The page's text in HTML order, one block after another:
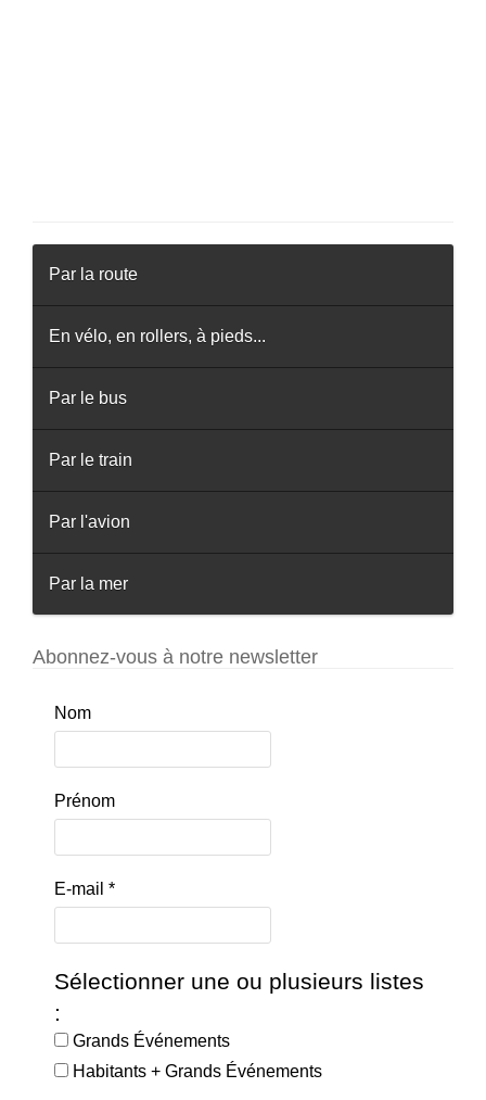
Par la route
En vélo, en rollers, à pieds...
Par le bus
Par le train
Par l'avion
Par la mer
Abonnez-vous à notre newsletter
Nom
Prénom
E-mail *
Sélectionner une ou plusieurs listes
:
Grands Événements
Habitants + Grands Événements